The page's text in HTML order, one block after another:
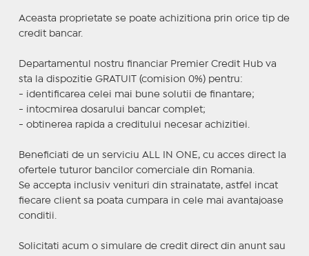
Aceasta proprietate se poate achizitiona prin orice tip de
credit bancar.
Departamentul nostru financiar Premier Credit Hub va
sta la dispozitie GRATUIT (comision 0%) pentru:
- identificarea celei mai bune solutii de finantare;
- intocmirea dosarului bancar complet;
- obtinerea rapida a creditului necesar achizitiei.
Beneficiati de un serviciu ALL IN ONE, cu acces direct la
ofertele tuturor bancilor comerciale din Romania.
Se accepta inclusiv venituri din strainatate, astfel incat
fiecare client sa poata cumpara in cele mai avantajoase
conditii.
Solicitati acum o simulare de credit direct din anunt sau